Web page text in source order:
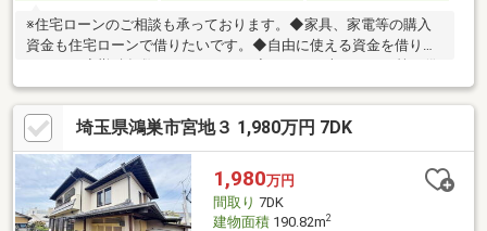
※住宅ローンのご相談も承っております。◆家具、家電等の購入
資金も住宅ローンで借りたいです。◆自由に使える資金を借りた
りがあり、そちらを完済、住宅ローン１本にしたいです。◆他の
不動産会社でローンが通りませんでした。◆住み替えで家を買い
たいのですが、どうすれば良いですか。→AIを駆使した査定書を
即日にお渡し致します。約１ヵ月でお住替えができます。お気軽
に、お声掛け下さいませ。
埼玉県鴻巣市宮地３ 1,980万円 7DK
1,980万円
間取り 7DK
建物面積190.82m2